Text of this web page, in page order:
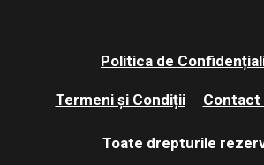
Politica de
Termeni și Condiții Contact
Toate drepturile